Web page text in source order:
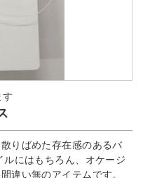
りばめた存在感のあるバ
にはもちろん、オケージ
違い無のアイテムです。